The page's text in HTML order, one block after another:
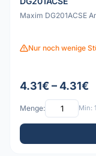
Maxim DG201ACSE
Nur noch wenige
4.31€ – 4.31€
Menge: Min: 1